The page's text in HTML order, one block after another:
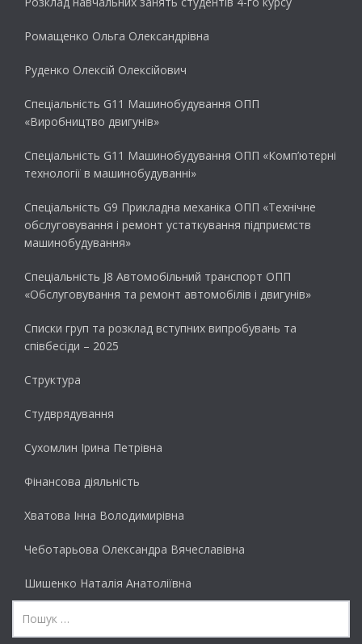
Ромащенко Ольга Олександрівна
Руденко Олексій Олексійович
Спеціальність G11 Машинобудування ОПП
«Виробництво двигунів»
Спеціальність G11 Машинобудування ОПП «Комп’ютерні
технології в машинобудуванні»
Спеціальність G9 Прикладна механіка ОПП «Технічне
обслуговування і ремонт устаткування підприємств
машинобудування»
Спеціальність J8 Автомобільний транспорт ОПП
«Обслуговування та ремонт автомобілів і двигунів»
Списки груп та розклад вступних випробувань та
співбесіди – 2025
Структура
Студврядування
Сухомлин Ірина Петрівна
Фінансова діяльність
Хватова Інна Володимирівна
Чеботарьова Олександра Вячеславівна
Шишенко Наталія Анатоліївна